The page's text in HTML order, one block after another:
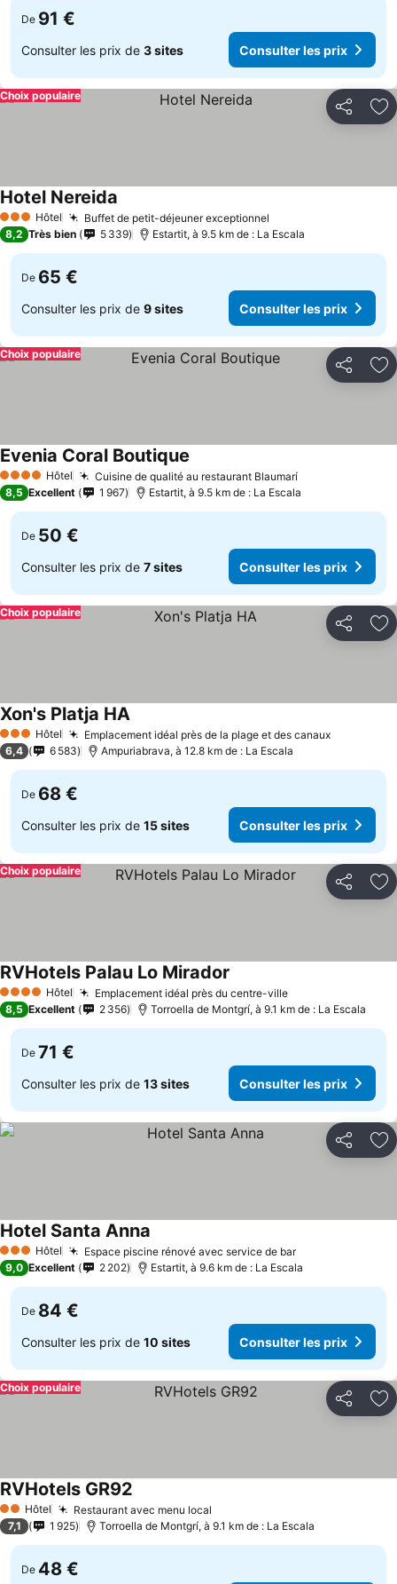
De 91 €
Consulter les prix de 3 sites Consulter les prix
Partager
Choix populaire
3 ÉtoilesHôtel Buffet de petit-déjeuner exceptionnel
Hotel Nereida
8,2 Très bien 5 339 Estartit, à 9.5 km de : La Escala
De 65 €
Consulter les prix de 9 sites Consulter les prix
Partager
Choix populaire
4 Étoiles Hôtel Cuisine de qualité au restaurant BlaumaríConsulter les
Evenia Coral Boutique
8,5 Excellent 1 967 Estartit, à 9.5 km de : La Escala
De 50 €
Consulter les prix de 7 sites Consulter les prix
Partager
Choix populaire
3 ÉtoilesHôtel Emplacement idéal près de la plage et des canaux
Xon's Platja HAConsulter les prix
6,4 6 583 Ampuriabrava, à 12.8 km de : La Escala
De 68 €
Consulter les prix de 15 sites Consulter les prix
Partager
Choix populaire
4 Étoiles Hôtel Emplacement idéal près du centre-villeConsulter les
RVHotels Palau Lo Mirador
8,5 Excellent 2 356 Torroella de Montgrí, à 9.1 km de : La Escala
De 71 €
Consulter les prix de 13 sites Consulter les prix
Partager
3 ÉtoilesHôtel Espace piscine rénové avec service de barConsulter les
Hotel Santa Anna
9,0 Excellent 2 202 Estartit, à 9.6 km de : La Escala
De 84 €
Consulter les prix de 10 sites Consulter les prix
Partager
Choix populaire
2 Étoiles
Hôtel Restaurant avec menu local
RVHotels GR92
7,1 1 925 Torroella de Montgrí, à 9.1 km de : La Escala
De 48 €